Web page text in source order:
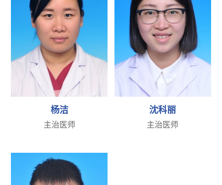
杨洁
主治医师
沈科丽
主治医师